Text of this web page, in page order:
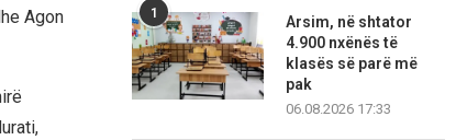
Agon
1
Arsim, në shtator
4.900 nxënës të
klasës së parë më
pak
06.08.2026 17:33